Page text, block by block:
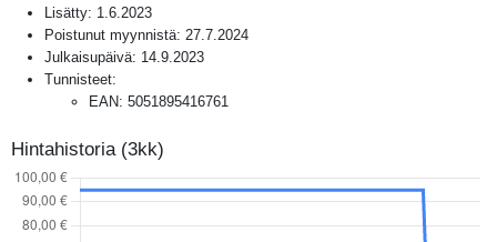
Lisätty: 1.6.2023
Poistunut myynnistä: 27.7.2024
Julkaisupäivä: 14.9.2023
Tunnisteet:
EAN: 5051895416761
Hintahistoria (3kk)